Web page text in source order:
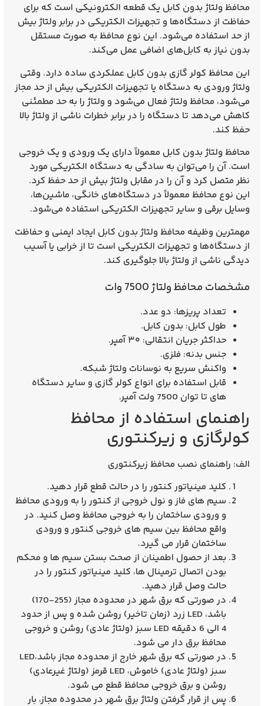
محافظ ولتاژ بدون کابل یک قطعه الکترونیکی است که برای
حفاظت از دستگاه‌ها و تجهیزات الکتریکی در برابر ولتاژ بیش
از حد استفاده می‌شود. این نوع محافظ به صورت مستقل
بدون نیاز به کابل‌های اضافی عمل می‌کند.
این محافظ کولر گازی بدون کابل عملکردی ساده دارد. وقتی
ولتاژ ورودی به دستگاه یا تجهیزات الکتریکی بیش از حد مجاز
می‌شود، محافظ ولتاژ فعال می‌شود و ولتاژ را به حد مطمئنی
کاهش می‌دهد تا دستگاه را در برابر خطرات ناشی از ولتاژ بالا
حفظ کند.
محافظ ولتاژ بدون کابل معمولاً دارای یک ورودی و یک خروجی
است. آن را می‌توان به سادگی به دستگاه الکتریکی مورد
نظر متصل کرد و آن را در مقابل ولتاژ بیش از حد حفظ کرد.
این نوع محافظ معمولاً در دستگاه‌های خانگی، ماشین‌ها،
وسایل برقی و سایر تجهیزات الکتریکی استفاده می‌شود.
مهمترین وظیفه محافظ ولتاژ بدون کابل ایجاد ایمنی و حفاظت
از دستگاه‌ها و تجهیزات الکتریکی است تا از خرابی یا آسیب
دیدگی ناشی از ولتاژ بالا جلوگیری کند.
مشخصات محافظ ولتاژ 7500 وات
تعداد پریزها: دو عدد.
طول کابل: بدون کابل.
حداکثر جریان انتقالی: ۳۰ آمپر.
جنس بدنه: فلزی.
واکنش سریع به نوسانات ولتاژ شبکه.
قابل استفاده برای انواع کولر گازی و سایر دستگاه
های تا توان 7500 ولت آمپر.
راهنمای استفاده از محافظ
کولرگازی و زیرکنتوری
الف: راهنمای نصب محافظ زیرکنتوری
کلید مینیاتور کنتور را در حالت قطع قرار دهید.
سیم های فاز و نول خروجی از کنتور را به ورودی محافظ
و ورودی ساختمان را به خروجی محافظ وصل کنید. در
واقع محافظ بین سیم های خروجی کنتور و ورودی
ساختمان قرار می گیرد.
بعد از حصول اطمینان از صحت بستن سیم ها و محکم
بودن اتصال ترمینال ها، کلید مینیاتور کنتور را در
حالت وصل قرار دهید.
در صورتی که برق شهر در محدوده مجاز (255-170)
باشد، LED زرد (زمان تاخیر) روشن شده و پس از حدود
4 الی 6 دقیقه LED سبز (ولتاژ عادی) روشن و خروجی
محافظ برق دار می شود.
در صورتی که برق شهر خارج از محدوده مجاز باشد،LED
سبز (ولتاژ عادی) خاموش، LED قرمز (ولتاژ غیرعادی)
روشن و برق خروجی محافظ قطع می شود.
پس از قرار گرفتن ولتاژ برق شهر در محدوده مجاز، بار